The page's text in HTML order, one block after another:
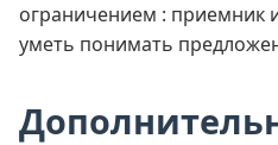
ограничением : приемник
уметь понимать